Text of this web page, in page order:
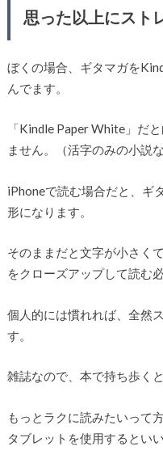
思った以上にスト
ぼくの場合、ギタマガを
んでます。
「Kindle Paper White」だ
ません。（活字のみの小説
iPhoneで読む場合だと、ギ
形になります。
そのままだと文字が小さく
をクローズアップして読む
個人的には慣れれば、全然
す。
雑誌なので、本で持ち歩く
もっとラクに読みたいって
タブレットを使用するといい